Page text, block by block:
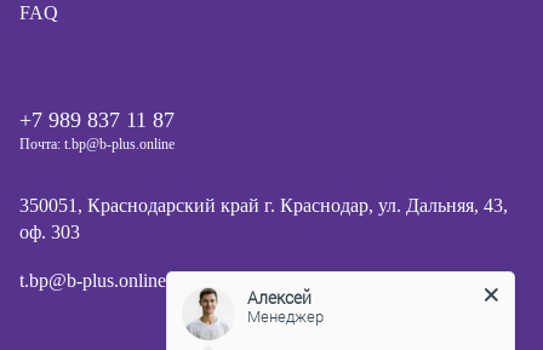
FAQ
+7 989 837 11 87
Почта: t.bp@b-plus.online
350051, Краснодарский край г. Краснодар, ул. Дальняя, 43,
оф. 303
t.bp@b-plus.online
Алексей
Менеджер